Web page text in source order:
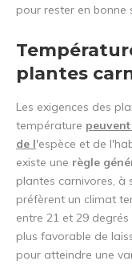
pour rester en bonne
plantes
Les exigences des
température
de l'espèce et de
existe une règle
plantes carnivores, à
préfèrent un climat
entre 21 et 29
plus favorable de
pour atteindre une